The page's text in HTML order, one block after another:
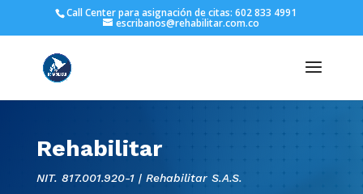
Call Center para asignación de citas: 602 833 4991
escribanos@rehabilitar.com.co
Rehabilitar
NIT. 817.001.920-1 | Rehabilitar S.A.S.